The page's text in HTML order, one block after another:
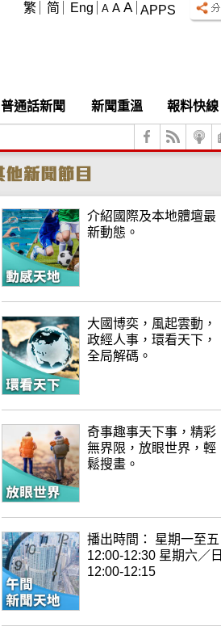
APPS
A A A
繁 简 Eng
普通話新聞 新聞重溫
報料快線
介紹國際及本地體壇最
新動態。
大國博奕，風起雲動，
政經人事，環看天下，
全局解碼。
奇事趣事天下事，精彩
無界限，放眼世界，輕
鬆搜畫。
播出時間： 星期一至五
12:00-12:30 星期六／日
12:00-12:15